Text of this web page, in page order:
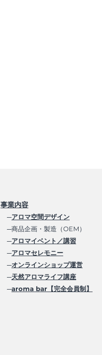
事業内容
─アロマ空間デザイン
─商品企画・製造（OEM）
─アロマイベント／講習
─アロマセレモニー
─オンラインショップ運営
─天然アロマライフ講座
─aroma bar【完全会員制】